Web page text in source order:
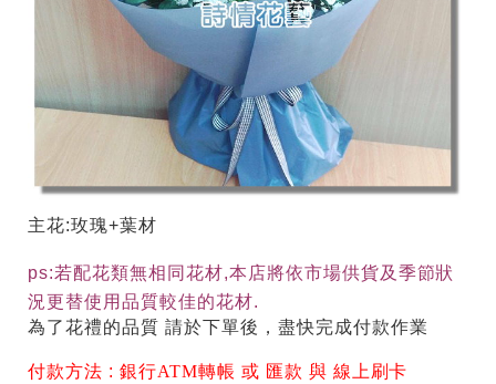
主花:玫瑰+葉材
ps:若配花類無相同花材,本店將依市場供貨及季節狀
況更替使用品質較佳的花材.
為了花禮的品質 請於下單後，盡快完成付款作業
付款方法 :銀行ATM轉帳 或 匯款 與 線上刷卡